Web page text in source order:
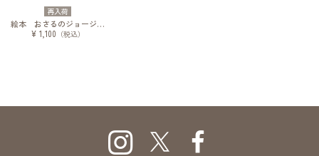
再入荷
絵本 おさるのジョージ アイスクリームだいすき
¥ 1,100 （税込）